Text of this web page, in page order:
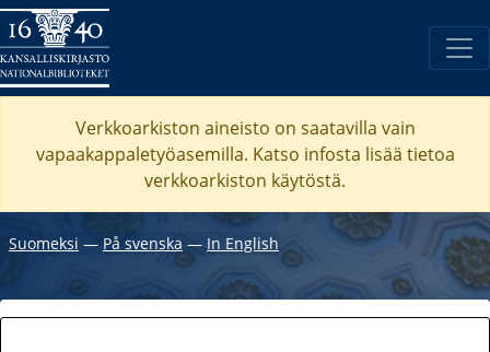
Verkkoarkiston aineisto on saatavilla vain
vapaakappaletyöasemilla. Katso infosta lisää tietoa
verkkoarkiston käytöstä.
Suomeksi ― På svenska ― In English